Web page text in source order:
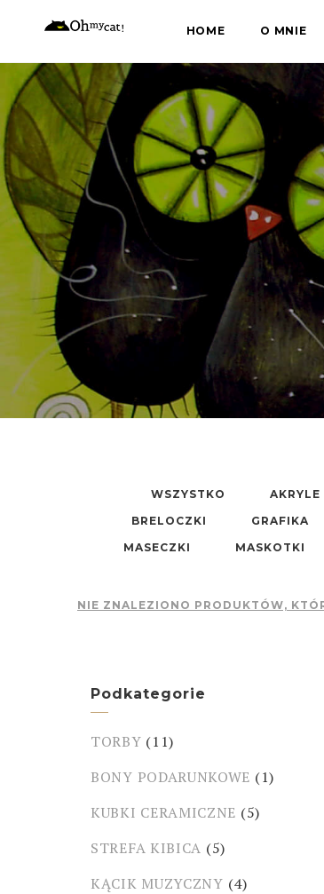
content
HOME O MNIE
WSZYSTKO AKRYLE
BRELOCZKI
GRAFIKA
MASECZKI
MASKOTKI
NIE ZNALEZIONO PRODUKTÓW,
Podkategorie
TORBY (11)
BONY PODARUNKOWE (1)
KUBKI CERAMICZNE (5)
STREFA KIBICA (5)
KĄCIK MUZYCZNY (4)